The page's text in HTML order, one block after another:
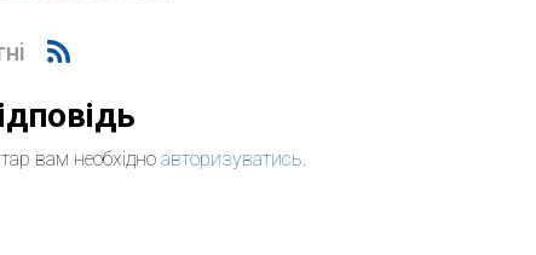
вам необхідно авторизуватись.